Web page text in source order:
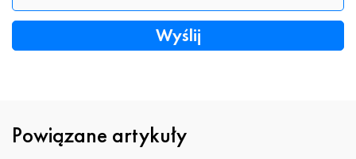
Powiązane artykuły